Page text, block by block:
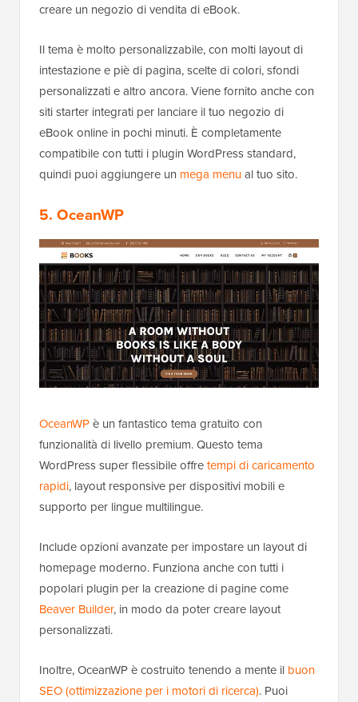
creare un negozio di vendita di eBook.
Il tema è molto personalizzabile, con molti layout di
intestazione e piè di pagina, scelte di colori, sfondi
personalizzati e altro ancora. Viene fornito anche con
siti starter integrati per lanciare il tuo negozio di
eBook online in pochi minuti. È completamente
compatibile con tutti i plugin WordPress standard,
quindi puoi aggiungere un mega menual tuo sito.
5. OceanWP
OceanWPè un fantastico tema gratuito con
funzionalità di livello premium. Questo tema
WordPress super flessibile offretempi di caricamento
rapidi, layout responsive per dispositivi mobili e
supporto per lingue multilingue.
Include opzioni avanzate per impostare un layout di
homepage moderno. Funziona anche con tutti i
popolari plugin per la creazione di pagine come
Beaver Builder, in modo da poter creare layout
personalizzati.
Inoltre, OceanWP è costruito tenendo a mente il buon
SEO (ottimizzazione per i motori di ricerca). Puoi